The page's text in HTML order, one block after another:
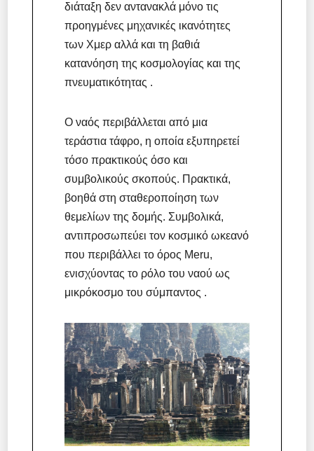
διάταξη δεν αντανακλά μόνο τις
προηγμένες μηχανικές ικανότητες
των Χμερ αλλά και τη βαθιά
κατανόηση της κοσμολογίας και της
πνευματικότητας .
Ο ναός περιβάλλεται από μια
τεράστια τάφρο, η οποία εξυπηρετεί
τόσο πρακτικούς όσο και
συμβολικούς σκοπούς. Πρακτικά,
βοηθά στη σταθεροποίηση των
θεμελίων της δομής. Συμβολικά,
αντιπροσωπεύει τον κοσμικό ωκεανό
που περιβάλλει το όρος Meru,
ενισχύοντας το ρόλο του ναού ως
μικρόκοσμο του σύμπαντος .